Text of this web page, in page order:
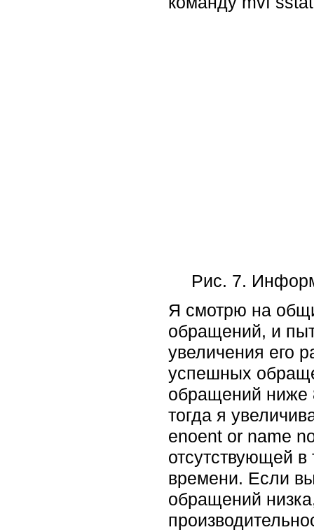
Рис. 7.
Я смотрю на
обращений, и
увеличения его
успешных
обращений ниже
тогда я
enoent or name
отсутствующей
времени. Если
обращений